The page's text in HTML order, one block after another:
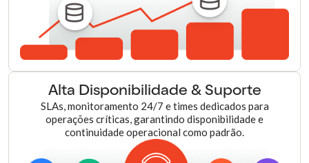
Alta Disponibilidade & Suporte
SLAs, monitoramento 24/7 e times dedicados para
operações críticas, garantindo disponibilidade e
continuidade operacional como padrão.